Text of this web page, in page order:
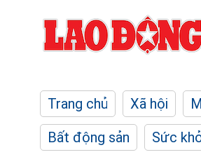
Trang chủ Xã hội
Bất động sản
Sức